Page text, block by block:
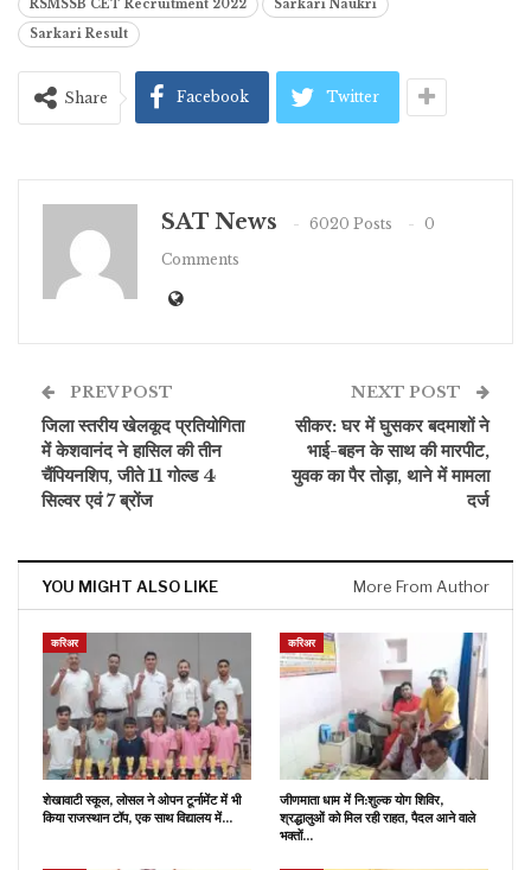
RSMSSB CET Recruitment 2022
Sarkari Naukri
Sarkari Result
Share Facebook Twitter
SAT News 6020 Posts
0
Comments
PREV POST
जिला स्तरीय खेलकूद प्रतियोगिता
में केशवानंद ने हासिल की तीन
चैंपियनशिप, जीते 11 गोल्ड 4
सिल्वर एवं 7 ब्रोंज
NEXT POST
सीकर: घर में घुसकर बदमाशों ने
भाई-बहन के साथ की मारपीट,
युवक का पैर तोड़ा, थाने में मामला
दर्ज
YOU MIGHT ALSO LIKE More From Author
करिअर
शेखावाटी स्कूल, लोसल ने ओपन टूर्नामेंट में भी
किया राजस्थान टॉप, एक साथ विद्यालय में…
करिअर
जीणमाता धाम में नि:शुल्क योग शिविर,
श्रद्धालुओं को मिल रही राहत, पैदल आने वाले
भक्तों…